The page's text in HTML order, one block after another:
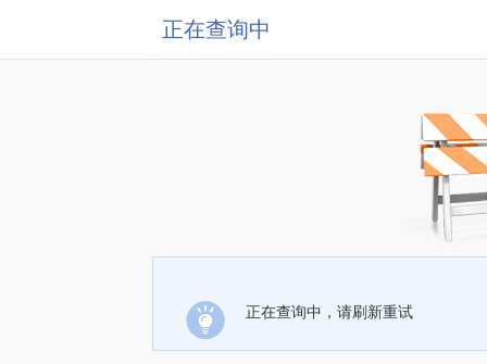
正在查询中
正在查询中，请刷新重试